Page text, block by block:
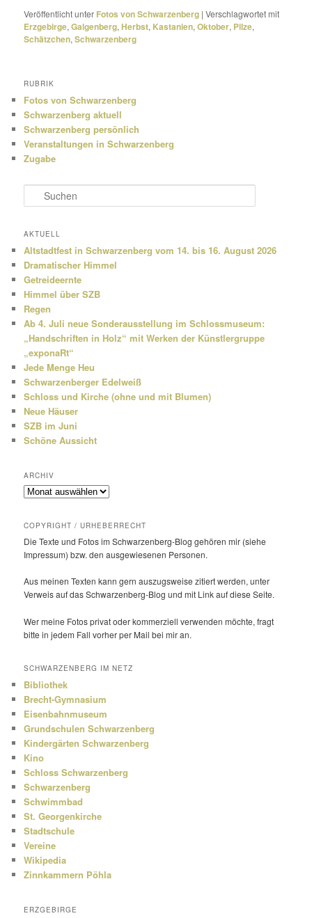
Veröffentlicht unter Fotos von Schwarzenberg |Verschlagwortet mit
Erzgebirge,Galgenberg,Herbst, Kastanien,Oktober, Pilze,
Schätzchen,Schwarzenberg
RUBRIK
Fotos von Schwarzenberg
Schwarzenberg aktuell
Schwarzenberg persönlich
Veranstaltungen in Schwarzenberg
Zugabe
u
h
n
AKTUELL
Altstadtfest in Schwarzenberg vom 14. bis 16. August 2026
Dramatischer Himmel
Getreideernte
Himmel über SZB
Regen
Ab 4. Juli neue Sonderausstellung im Schlossmuseum:
„Handschriften in Holz“ mit Werken der Künstlergruppe
„exponaRt“
Jede Menge Heu
Schwarzenberger Edelweiß
Schloss und Kirche (ohne und mit Blumen)
Neue Häuser
SZB im Juni
Schöne Aussicht
ARCHIV
Archiv
COPYRIGHT / URHEBERRECHT
Die Texte und Fotos im Schwarzenberg-Blog gehören mir (siehe
Impressum) bzw. den ausge­wie­senen Personen.
Aus meinen Texten kann gern auszugs­weise zitiert werden, unter
Verweis auf das Schwarzenberg-Blog und mit Link auf diese Seite.
Wer meine Fotos privat oder kommer­ziell verwenden möchte, fragt
bitte in jedem Fall vorher per Mail bei mir an.
SCHWARZENBERG IM NETZ
Bibliothek
Brecht-Gymnasium
Eisenbahnmuseum
Grundschulen Schwarzenberg
Kindergärten Schwarzenberg
Kino
Schloss Schwarzenberg
Schwarzenberg
Schwimmbad
St. Georgenkirche
Stadtschule
Vereine
Wikipedia
Zinnkammern Pöhla
ERZGEBIRGE